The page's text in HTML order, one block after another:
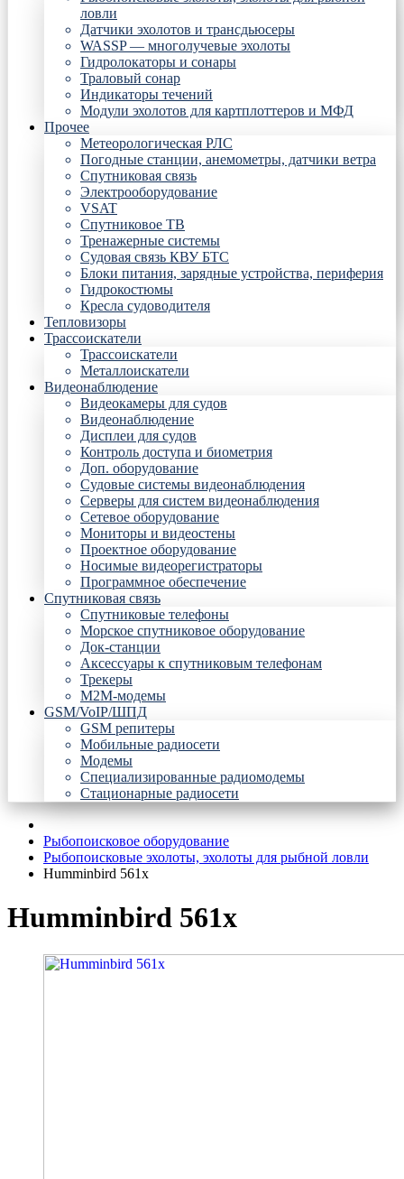
ловли
Датчики эхолотов и трансдьюсеры
WASSP — многолучевые эхолоты
Гидролокаторы и сонары
Траловый сонар
Индикаторы течений
Модули эхолотов для картплоттеров и МФД
Прочее
Метеорологическая РЛС
Погодные станции, анемометры, датчики ветра
Спутниковая связь
Электрооборудование
VSAT
Спутниковое ТВ
Тренажерные системы
Судовая связь КВУ БТС
Блоки питания, зарядные устройства, периферия
Гидрокостюмы
Кресла судоводителя
Тепловизоры
Трассоискатели
Трассоискатели
Металлоискатели
Видеонаблюдение
Видеокамеры для судов
Видеонаблюдение
Дисплеи для судов
Контроль доступа и биометрия
Доп. оборудование
Судовые системы видеонаблюдения
Серверы для систем видеонаблюдения
Сетевое оборудование
Мониторы и видеостены
Проектное оборудование
Носимые видеорегистраторы
Программное обеспечение
Спутниковая связь
Спутниковые телефоны
Морское спутниковое оборудование
Док-станции
Аксессуары к спутниковым телефонам
Трекеры
М2М-модемы
GSM/VoIP/ШПД
GSM репитеры
Мобильные радиосети
Модемы
Специализированные радиомодемы
Стационарные радиосети
Рыбопоисковое оборудование
Рыбопоисковые эхолоты, эхолоты для рыбной ловли
Humminbird 561x
Humminbird 561x